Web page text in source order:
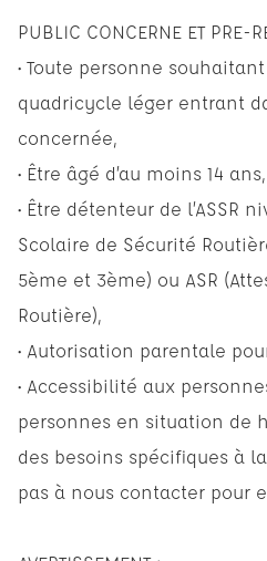
PUBLIC CONCERNE ET PRE-
• Toute personne
quadricycle léger entrant
concernée,
• Être âgé d’au moins 14 ans,
• Être détenteur de l’ASSR
Scolaire de Sécurité
5ème et 3ème) ou ASR
Routière),
• Autorisation parentale
• Accessibilité aux
personnes en situation de
des besoins spécifiques à
pas à nous contacter pour